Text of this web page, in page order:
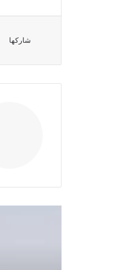
شاركها